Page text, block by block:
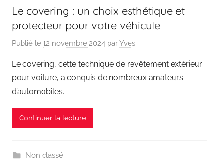
Le covering : un choix esthétique et
protecteur pour votre véhicule
Publié le 12 novembre 2024 parYves
Le covering, cette technique de revêtement extérieur
pour voiture, a conquis de nombreux amateurs
d’automobiles.
Continuer la lecture
Non classé